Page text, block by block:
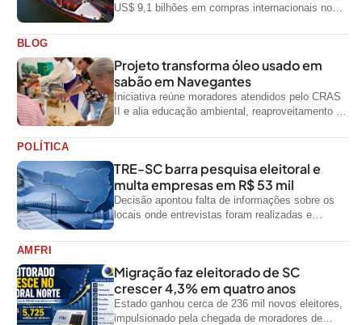
US$ 9,1 bilhões em compras internacionais no
BLOG
Projeto transforma óleo usado em
sabão em Navegantes
Iniciativa reúne moradores atendidos pelo CRAS
II e alia educação ambiental, reaproveitamento de
POLÍTICA
TRE-SC barra pesquisa eleitoral e
multa empresas em R$ 53 mil
Decisão apontou falta de informações sobre os
locais onde entrevistas foram realizadas e
AMFRI
Migração faz eleitorado de SC
crescer 4,3% em quatro anos
Estado ganhou cerca de 236 mil novos eleitores,
impulsionado pela chegada de moradores de